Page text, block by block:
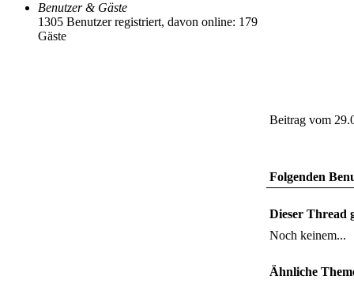
Benutzer & Gäste
1305 Benutzer registriert, davon online: 179
Gäste
Beitrag vom
Folgenden
Dieser Thread
Noch keinem...
Ähnliche